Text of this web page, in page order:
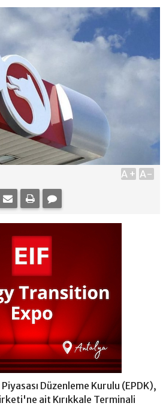
A+ A-
Düzenleme Kurulu (EPDK),
ait Kırıkkale Terminali